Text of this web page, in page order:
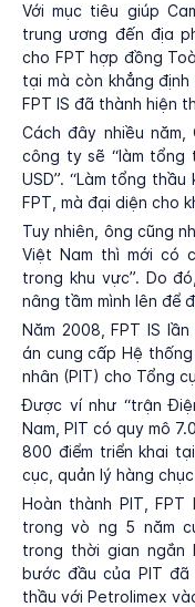
Với mục tiêu giúp
trung ương đến địa
cho FPT hợp đồng
tại mà còn khẳng
FPT IS đã thành hiện
Cách đây nhiều năm,
công ty sẽ “làm tổng
USD”. “Làm tổng
FPT, mà đại diện cho
Tuy nhiên, ông cũng
Việt Nam thì mới có
trong khu vực”. Do
nâng tầm mình lên để
Năm 2008, FPT IS
án cung cấp Hệ
nhân (PIT) cho Tổng
Được ví như “trận
Nam, PIT có quy mô
800 điểm triển khai
cục, quản lý hàng
Hoàn thành PIT,
trong vò ng 5 năm
trong thời gian ngắn
bước đầu của PIT
thầu với Petrolimex